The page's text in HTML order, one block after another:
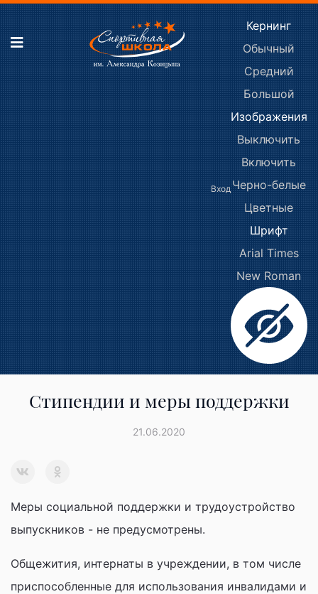
Кернинг
Обычный
Средний
Большой
Изображения
Выключить
Включить
Черно-белые
Цветные
Шрифт
Arial Times
New Roman
Вход
Стипендии и меры поддержки
21.06.2020
Меры социальной поддержки и трудоустройство
выпускников - не предусмотрены.
Общежития, интернаты в учреждении, в том числе
приспособленные для использования инвалидами и